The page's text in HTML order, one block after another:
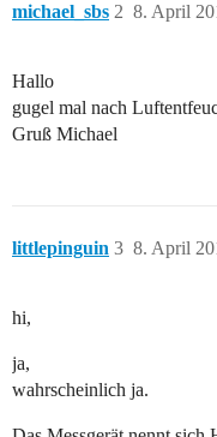
michael_sbs 8. April
2
Hallo
gugel mal nach
Gruß Michael
littlepinguin 8. April
3
hi,
ja,
wahrscheinlich ja.